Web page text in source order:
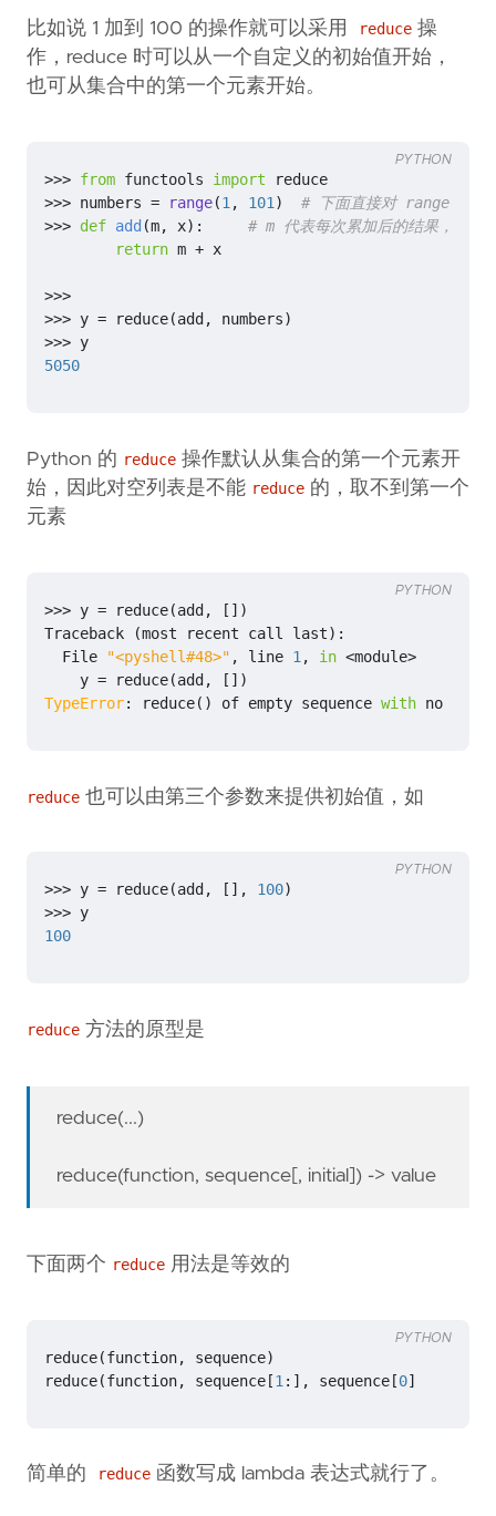
比如说 1 加到 100 的操作就可以采用 reduce 操
作，reduce 时可以从一个自定义的初始值开始，
也可从集合中的第一个元素开始。
>>> from functools import
reduce
>>> numbers = range(1 , 101 )
# 下面直接对 range 进
>>> def add (m, x):
# m 代表每次累加后的结果，x 是
return m + x
>>>
>>> y = reduce(add , numbers)
>>> y
5050
PYTHON
Python 的 reduce 操作默认从集合的第一个元素开
始，因此对空列表是不能 reduce 的，取不到第一个
元素
>>> y = reduce(add ,
[])
Traceback
(most recent call last):
File
"<pyshell#48>" , line 1 , in <module>
y = reduce(add ,
[])
TypeError: reduce() of empty sequence with no
PYTHON
reduce 也可以由第三个参数来提供初始值，如
>>> y = reduce(add , [], 100)
>>> y
100
PYTHON
reduce 方法的原型是
reduce(...)
reduce(function, sequence[, initial]) -> value
下面两个 reduce 用法是等效的
reduce(function, sequence)
reduce(function, sequence[1 :], sequence[0]
PYTHON
简单的 reduce 函数写成 lambda 表达式就行了。